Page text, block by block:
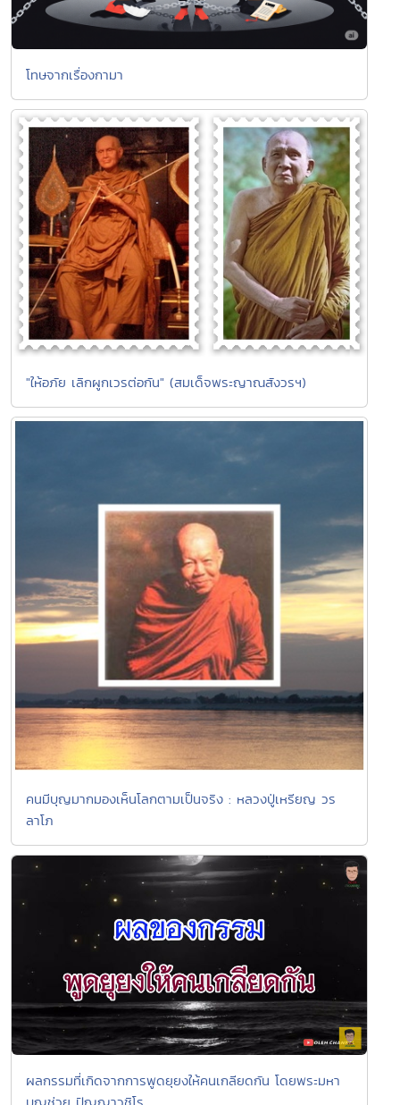
โทษจากเรื่องกามา
"ให้อภัย เลิกผูกเวรต่อกัน" (สมเด็จพระญาณสังวรฯ)
คนมีบุญมากมองเห็นโลกตามเป็นจริง : หลวงปู่เหรียญ วร
ลาโภ
ผลกรรมที่เกิดจากการพูดยุยงให้คนเกลียดกัน โดยพระมหา